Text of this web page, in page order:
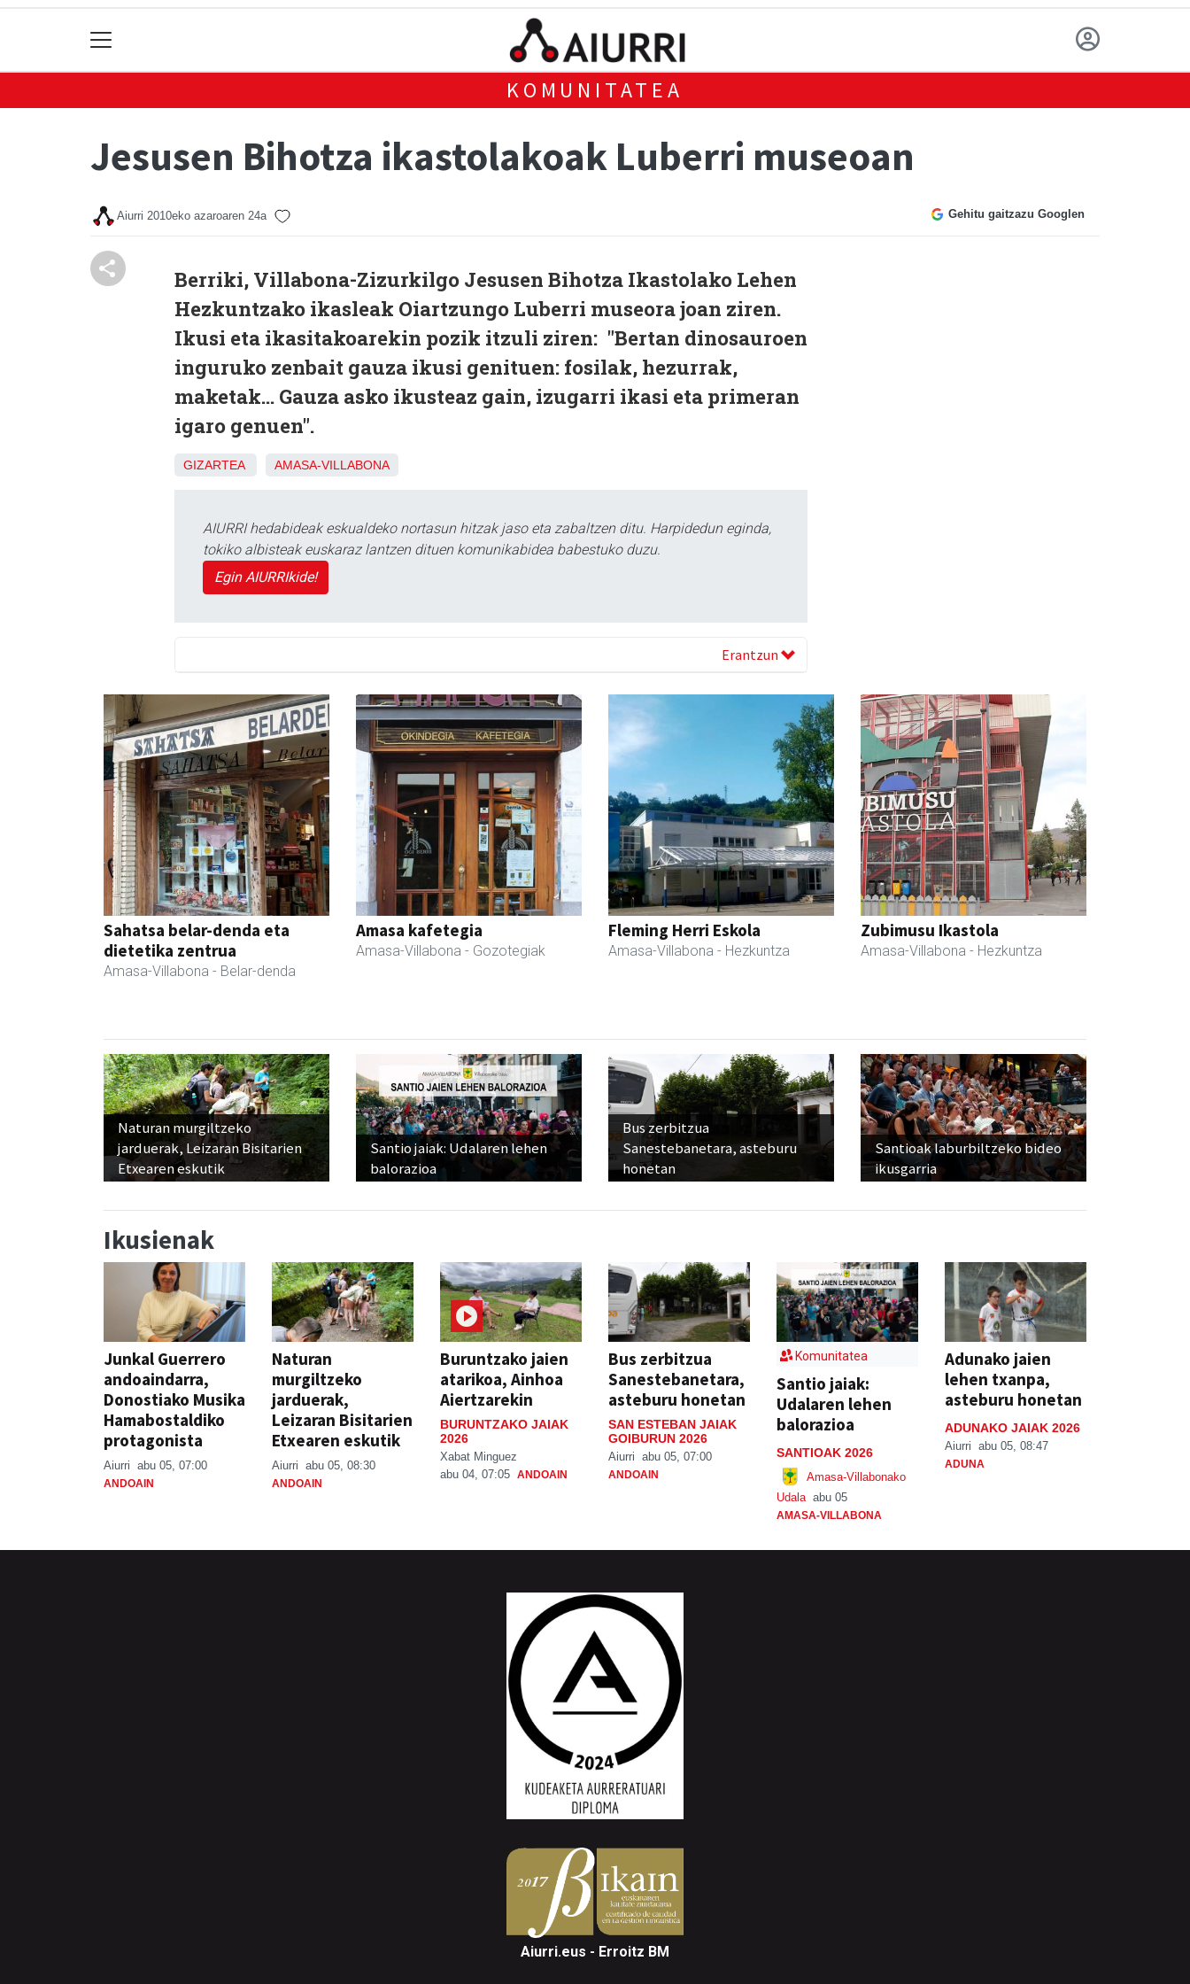
KOMUNITATEA
Jesusen Bihotza ikastolakoak Luberri museoan
Aiurri 2010eko azaroaren 24a Gehitu gaitzazu Googlen
Berriki, Villabona-Zizurkilgo Jesusen Bihotza Ikastolako Lehen
Hezkuntzako ikasleak Oiartzungo Luberri museora joan ziren.
Ikusi eta ikasitakoarekin pozik itzuli ziren: "Bertan dinosauroen
inguruko zenbait gauza ikusi genituen: fosilak, hezurrak,
maketak... Gauza asko ikusteaz gain, izugarri ikasi eta primeran
igaro genuen".
GIZARTEA AMASA-VILLABONA
AIURRI hedabideak eskualdeko nortasun hitzak jaso eta zabaltzen ditu. Harpidedun eginda,
tokiko albisteak euskaraz lantzen dituen komunikabidea babestuko duzu.
Egin AIURRIkide!
Erantzun
Sahatsa belar-denda eta
dietetika zentrua
Amasa-Villabona - Belar-denda
Amasa kafetegia
Amasa-Villabona - Gozotegiak
Fleming Herri Eskola
Amasa-Villabona - Hezkuntza
Zubimusu Ikastola
Amasa-Villabona - Hezkuntza
Naturan murgiltzeko
jarduerak, Leizaran Bisitarien
Etxearen eskutik
Santio jaiak: Udalaren lehen
balorazioa
Bus zerbitzua
Sanestebanetara, asteburu
honetan
Santioak laburbiltzeko bideo
ikusgarria
Ikusienak
Junkal Guerrero
andoaindarra,
Donostiako Musika
Hamabostaldiko
protagonista
Aiurri abu 05, 07:00
ANDOAIN
Naturan
murgiltzeko
jarduerak,
Leizaran Bisitarien
Etxearen eskutik
Aiurri abu 05, 08:30
ANDOAIN
Buruntzako jaien
atarikoa, Ainhoa
Aiertzarekin
BURUNTZAKO JAIAK
2026
Xabat Minguez
abu 04, 07:05 ANDOAIN
Bus zerbitzua
Sanestebanetara,
asteburu honetan
SAN ESTEBAN JAIAK
GOIBURUN 2026
Aiurri abu 05, 07:00
ANDOAIN
Komunitatea
Santio jaiak:
Udalaren lehen
balorazioa
SANTIOAK 2026
Amasa-Villabonako
Udala abu 05
AMASA-VILLABONA
Adunako jaien
lehen txanpa,
asteburu honetan
ADUNAKO JAIAK 2026
Aiurri abu 05, 08:47
ADUNA
Aiurri.eus - Erroitz BM